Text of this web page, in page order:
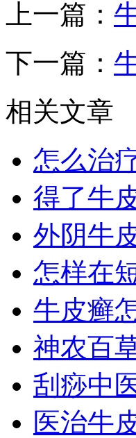
上一篇：
下一篇：
相关文章
怎么治
得了牛
外阴牛
怎样在
牛皮癣
神农百
刮痧中
医治牛